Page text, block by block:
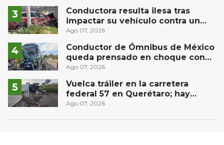
Conductora resulta ilesa tras
impactar su vehículo contra un
muro en Huimilpan
Ago 07, 2026
Conductor de Ómnibus de México
queda prensado en choque con
materialista en San Juan del Río
Ago 07, 2026
Vuelca tráiler en la carretera
federal 57 en Querétaro; hay
derrame de combustible
Ago 07, 2026